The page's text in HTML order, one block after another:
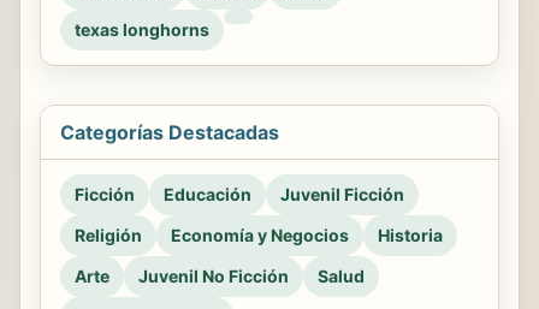
texas longhorns
Categorías Destacadas
Ficción Educación
Juvenil Ficción
Religión
Economía y Negocios
Historia
Arte
Juvenil No Ficción
Salud